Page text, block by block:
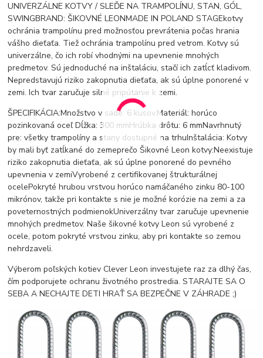
UNIVERZÁLNE KOTVY / SLEĎE NA TRAMPOLÍNU, STAN, GÓL,
SWINGBRAND: ŠIKOVNÉ LEONMADE IN POLAND STAGEkotvy
ochránia trampolínu pred možnosťou prevrátenia počas hrania
vášho dieťaťa. Tiež ochránia trampolínu pred vetrom. Kotvy sú
univerzálne, čo ich robí vhodnými na upevnenie mnohých
predmetov. Sú jednoduché na inštaláciu, stačí ich zatĺcť kladivom.
Nepredstavujú riziko zakopnutia dieťaťa, ak sú úplne ponorené v
zemi. Ich tvar zaručuje silné pripútanie k zemi.
ŠPECIFIKÁCIA:Množstvo v sade: 6 kusov.Materiál: horúco
pozinkovaná oceľ Dĺžka: 300 mmHrúbka drôtu: 6 mmNavrhnutý
pre: všetky trampolíny a stany dostupné na trhuInštalácia: Kotvy
by mali byť zatĺkané do zemeprečo Šikovné Leon kotvy:Neexistuje
riziko zakopnutia dieťaťa, ak sú úplne ponorené do pevného
upevnenia v zemiVyrobené z certifikovanej štrukturálnej
ocelePokryté hrubou vrstvou horúco namáčaného zinku 80-100
mikrónov, takže pri kontakte s nie je možné korózie na zemi a za
poveternostných podmienokUniverzálny tvar zaručuje upevnenie
mnohých predmetov. Naše šikovné kotvy Leon sú vyrobené z
ocele, potom pokryté vrstvou zinku, aby pri kontakte so zemou
nehrdzaveli.
Výberom poľských kotiev Clever Leon investujete raz za dlhý čas,
čím podporujete ochranu životného prostredia. STARAJTE SA O
SEBA A NECHAJTE DETI HRAŤ SA BEZPEČNE V ZÁHRADE ;)